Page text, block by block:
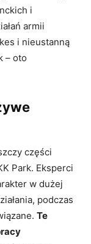
i
armii
i nieustanną
– oto
części
Park. Eksperci
w dużej
podczas
Te